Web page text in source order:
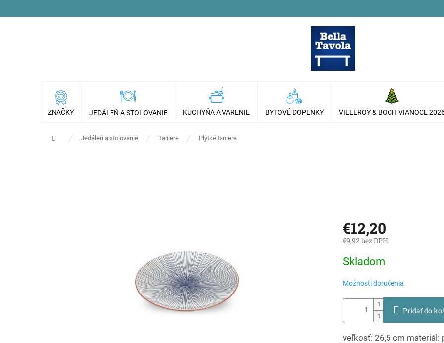
ZNAČKY JEDÁLEŇ A STOLOVANIE KUCHYŇA A VARENIE BYTOVÉ DOPLNKY VILLEROY & BOCH VIANOCE
Domov Jedáleň a stolovanie Taniere Plytké taniere
€12,20
€9,92 bez DPH
cena:
Skladom
Možnosti doručenia
Pridať do
veľkosť: 26,5 cm materiál: